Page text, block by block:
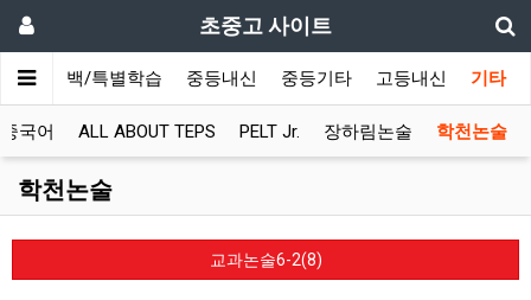
초중고 사이트
초등올백/특별학습 중등내신 중등기타 고등내신 기타
국어 ALL ABOUT TEPS PELT Jr. 장하림논술 학천논술
학천논술
교과논술6-2(8)